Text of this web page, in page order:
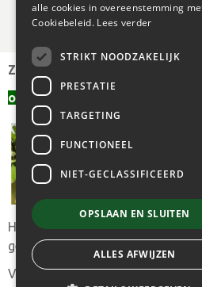
OVERIG
OPENINGSUREN
© 2024 BOGAERT B.V.
GREEN SOLUTIONS| PRIVACY POLICY
Zoekt u een andere plantmaat,
offerte aanvragen
Heeft u toch uw gewenste
gevonden?
Vul onsaanvraagformulierin en
alle cookies in overeenstemming
Cookiebeleid. Lees verder
STRIKT NOODZAKELIJK
PRESTATIE
TARGETING
FUNCTIONEEL
NIET-GECLASSIFICEERD
OPSLAAN EN SLUITEN
ALLES AFWIJZEN